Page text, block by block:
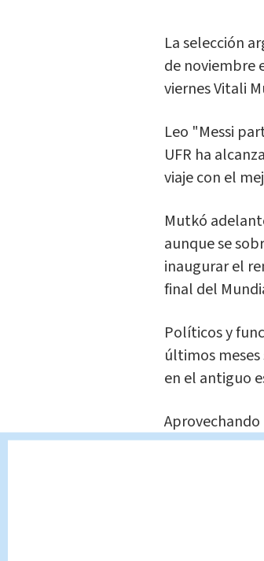
La selección
de noviembre
viernes Vitali
Leo "Messi
UFR ha
viaje con el
Mutkó
aunque se
inaugurar el
final del
Políticos y
últimos meses
en el antiguo
Aprovechando
enfrentará a
al derrotar
Ecuador (1-
"Serán dos